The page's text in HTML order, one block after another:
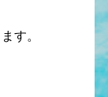
す。